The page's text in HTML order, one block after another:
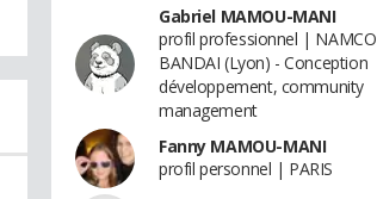
Gabriel MAMOU-MANI
profil professionnel | NAMCO
BANDAI (Lyon) - Conception
développement, community
management
Fanny MAMOU-MANI
profil personnel | PARIS